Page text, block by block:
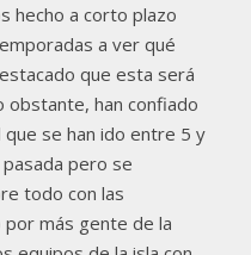
hecho a corto plazo
a ver qué
que esta será
obstante, han confiado
que se han ido entre 5 y
pero se
todo con las
por más gente de la